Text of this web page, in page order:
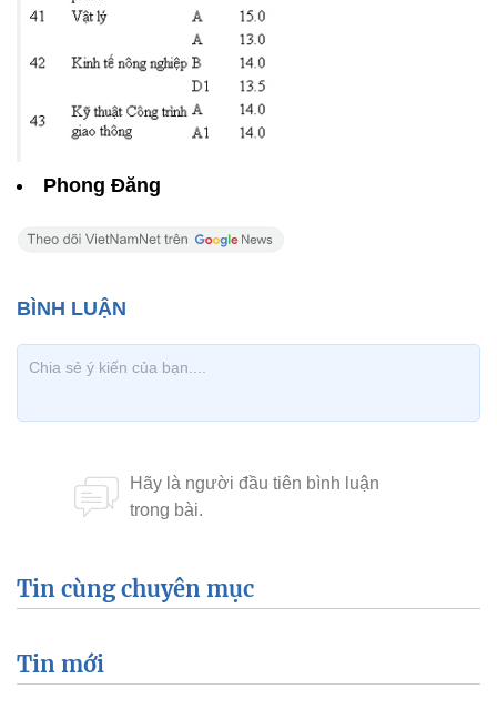
Phong Đăng
Tin cùng chuyên mục
Tin mới